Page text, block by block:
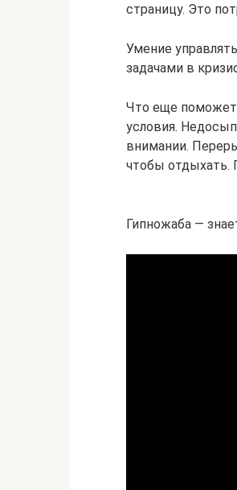
страницу. Это
Умение
задачами в
Что еще поможет
условия.
внимании.
чтобы отдыхать.
Гипножаба —